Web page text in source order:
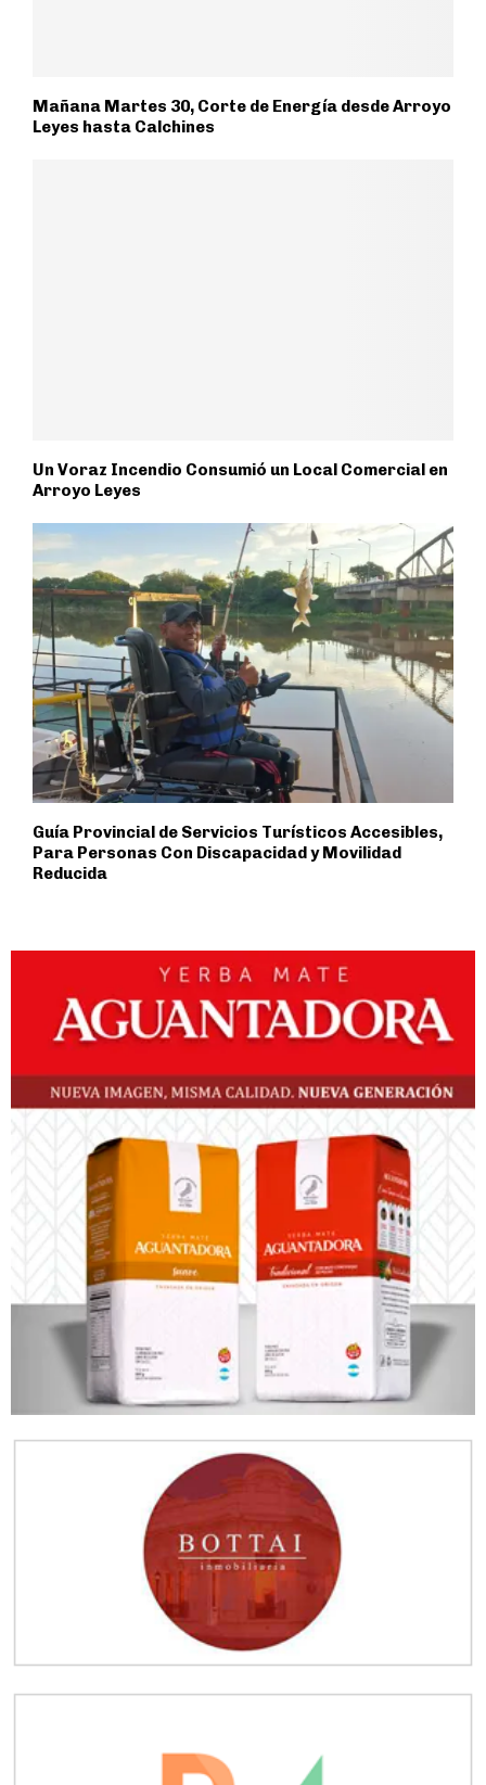
Mañana Martes 30, Corte de Energía desde Arroyo
Leyes hasta Calchines
Un Voraz Incendio Consumió un Local Comercial en
Arroyo Leyes
Guía Provincial de Servicios Turísticos Accesibles,
Para Personas Con Discapacidad y Movilidad
Reducida